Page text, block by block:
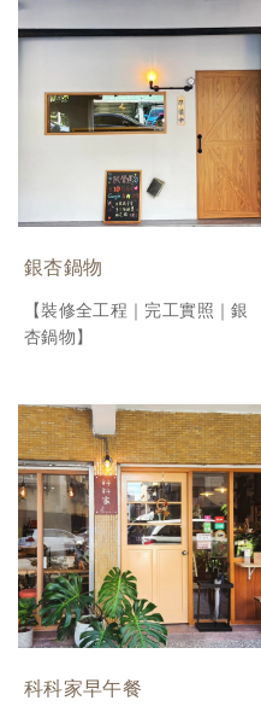
銀杏鍋物
【裝修全工程｜完工實照｜銀
杏鍋物】
科科家早午餐